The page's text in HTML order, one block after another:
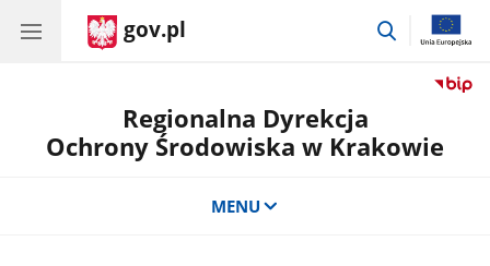
gov.pl
przejdź
Regionalna Dyrekcja
Ochrony Środowiska w Krakowie
MENU